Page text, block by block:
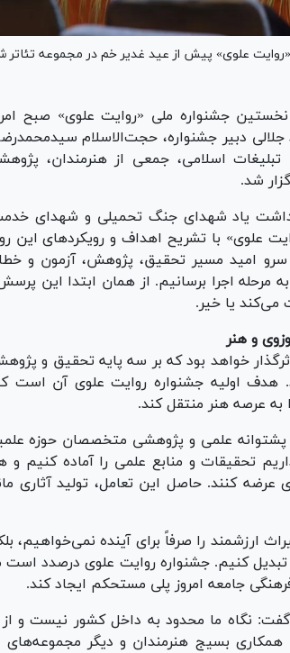
علوی» پیش از عید غدیر خم در مجموعه تئاتر
دبیر جشنواره، حجت‌الاسلام سیدمحمدرضا
اسلامی، جمعی از هنرمندان،
شد.
یاد شهدای جنگ تحمیلی و شهدای
علوی» با تشریح اهداف و رویکردهای این
از ۱۰ سال در مؤسسه سرو امید مسیر تحقیق، پژوهش،
به مرحله اجرا برسانیم. از همان ابتدا این
می‌کند یا خیر.
و هنر
خواهد بود که بر سه پایه تحقیق و
هدف اولیه جشنواره روایت علوی آن است
عرصه هنر منتقل کند.
پشتوانه علمی و پژوهشی متخصصان حوزه
تحقیقات و منابع علمی را آماده کنیم و
کنند. حاصل این تعامل، تولید آثاری
ارزشمند را صرفاً برای آینده نمی‌خواهیم،
تبدیل کنیم. جشنواره روایت علوی درصدد است
جامعه امروز پلی مستحکم ایجاد کند.
نگاه ما محدود به داخل کشور نیست و
همکاری بسیج هنرمندان و دیگر